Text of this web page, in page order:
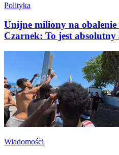
Polityka
Unijne miliony na
Czarnek: To jest absolutny
Wiadomości